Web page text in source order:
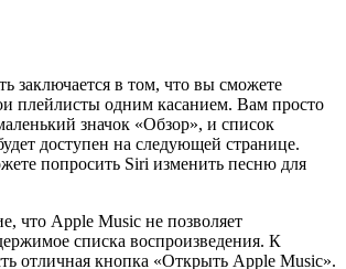
заключается в том, что вы сможете
плейлисты одним касанием. Вам просто
значок «Обзор», и список
доступен на следующей странице.
попросить Siri изменить песню для
что Apple Music не позволяет
списка воспроизведения. К
отличная кнопка «Открыть Apple Music».